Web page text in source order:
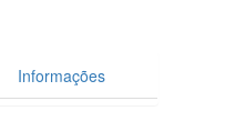
Informações